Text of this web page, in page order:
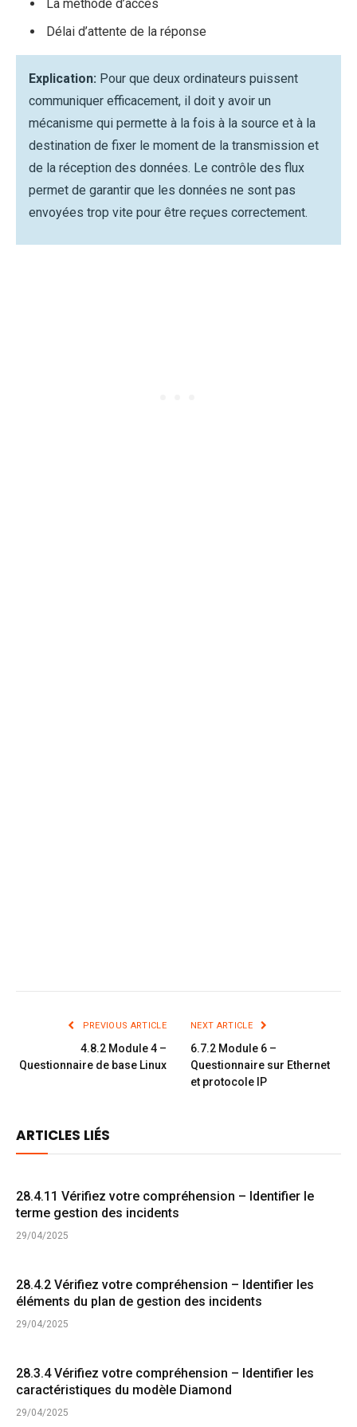
La méthode d’accès
Délai d’attente de la réponse
Explication: Pour que deux ordinateurs puissent
communiquer efficacement, il doit y avoir un
mécanisme qui permette à la fois à la source et à la
destination de fixer le moment de la transmission et
de la réception des données. Le contrôle des flux
permet de garantir que les données ne sont pas
envoyées trop vite pour être reçues correctement.
PREVIOUS ARTICLE
4.8.2 Module 4 –
Questionnaire de base Linux
NEXT ARTICLE
6.7.2 Module 6 –
Questionnaire sur Ethernet
et protocole IP
ARTICLES LIÉS
28.4.11 Vérifiez votre compréhension – Identifier le
terme gestion des incidents
29/04/2025
28.4.2 Vérifiez votre compréhension – Identifier les
éléments du plan de gestion des incidents
29/04/2025
28.3.4 Vérifiez votre compréhension – Identifier les
caractéristiques du modèle Diamond
29/04/2025